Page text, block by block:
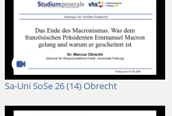
Sa-Uni SoSe 26 (14) Obrecht